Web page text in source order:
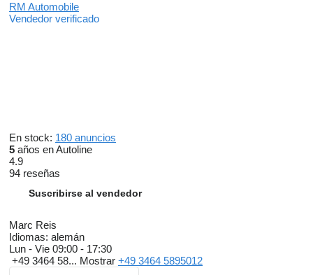
Überhang hinten, lang
Bordcomputer
Android Auto
Apple Car Play
Wi-Fi/WLAN Hotspot
Navigationssystem
Touchscreen
ESP (Elektronisches Stabilitäts-Programm)
Stabilitätskontrolle
ASC (Traktionskontrolle)
ASR (Antriebsschlupfregelung)
RM Automobile
Vendedor verificado
En stock: 180 anuncios
5 años en Autoline
4.9
94 reseñas
Suscribirse al vendedor
Marc Reis
Idiomas: alemán
Lun - Vie 09:00 - 17:30
+49 3464 58... Mostrar +49 3464 5895012